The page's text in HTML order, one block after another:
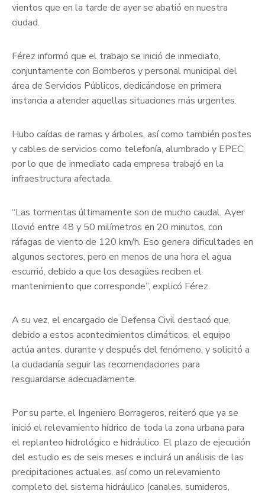
vientos que en la tarde de ayer se abatió en nuestra
ciudad.
Férez informó que el trabajo se inició de inmediato,
conjuntamente con Bomberos y personal municipal del
área de Servicios Públicos, dedicándose en primera
instancia a atender aquellas situaciones más urgentes.
Hubo caídas de ramas y árboles, así como también postes
y cables de servicios como telefonía, alumbrado y EPEC,
por lo que de inmediato cada empresa trabajó en la
infraestructura afectada.
“Las tormentas últimamente son de mucho caudal. Ayer
llovió entre 48 y 50 milímetros en 20 minutos, con
ráfagas de viento de 120 km/h. Eso genera dificultades en
algunos sectores, pero en menos de una hora el agua
escurrió, debido a que los desagües reciben el
mantenimiento que corresponde”, explicó Férez.
A su vez, el encargado de Defensa Civil destacó que,
debido a estos acontecimientos climáticos, el equipo
actúa antes, durante y después del fenómeno, y solicitó a
la ciudadanía seguir las recomendaciones para
resguardarse adecuadamente.
Por su parte, el Ingeniero Borrageros, reiteró que ya se
inició el relevamiento hídrico de toda la zona urbana para
el replanteo hidrológico e hidráulico. El plazo de ejecución
del estudio es de seis meses e incluirá un análisis de las
precipitaciones actuales, así como un relevamiento
completo del sistema hidráulico (canales, sumideros,